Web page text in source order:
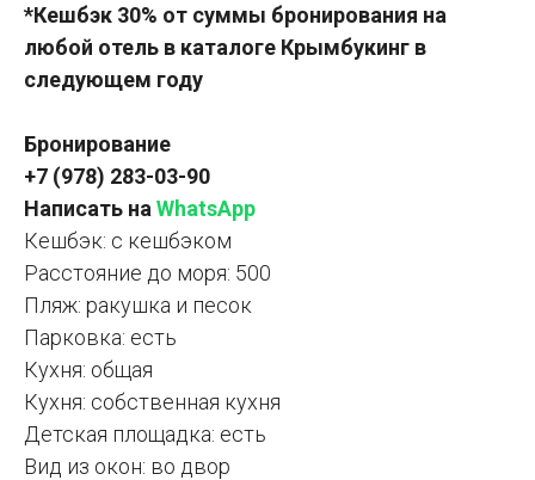
*Кешбэк 30% от суммы бронирования на
любой отель в каталоге Крымбукинг в
следующем году
Бронирование
+7 (978) 283-03-90
Написать на WhatsApp
Кешбэк: с кешбэком
Расстояние до моря: 500
Пляж: ракушка и песок
Парковка: есть
Кухня: общая
Кухня: собственная кухня
Детская площадка: есть
Вид из окон: во двор